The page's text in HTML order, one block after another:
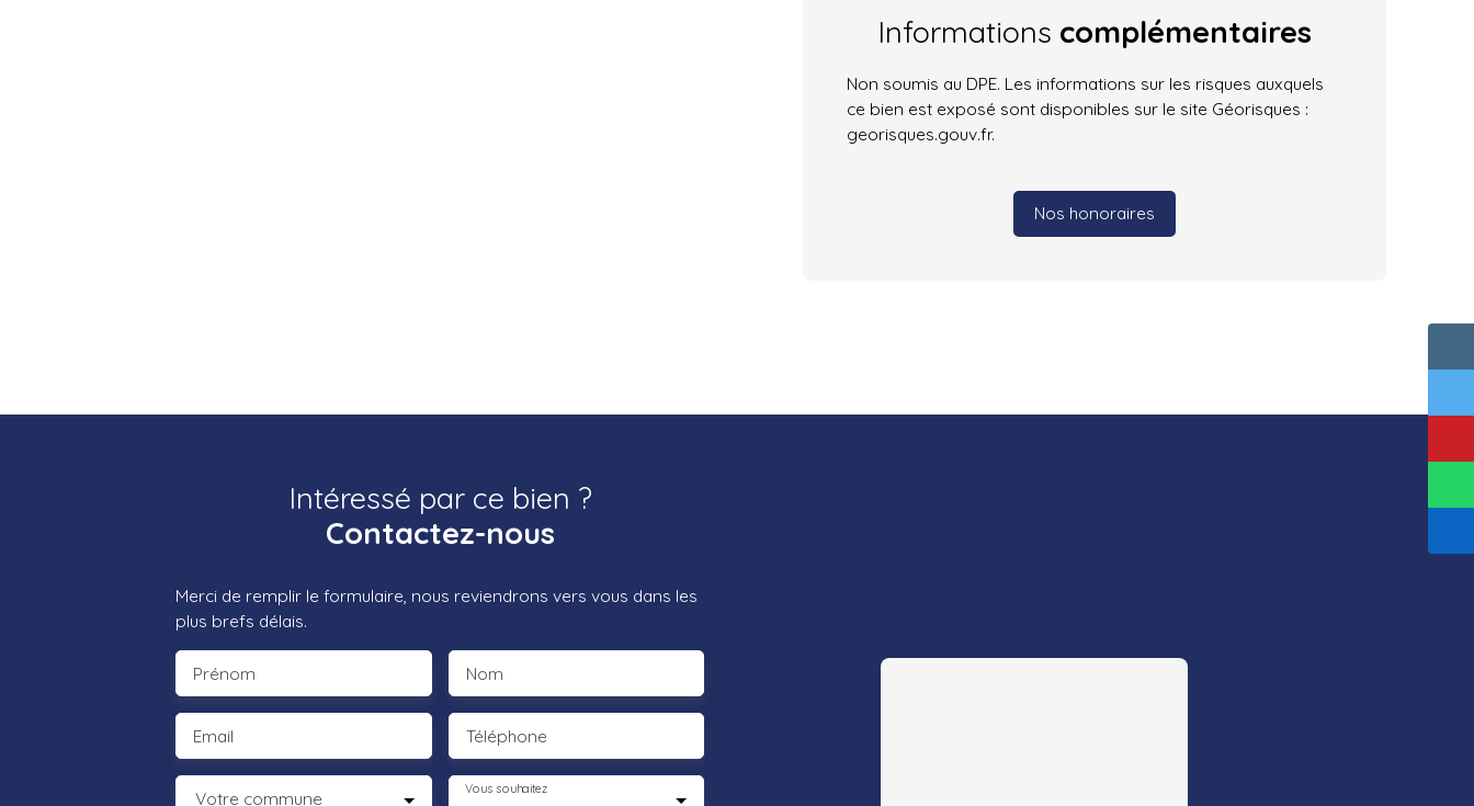
Informations complémentaires
Non soumis au DPE. Les informations sur les risques auxquels
ce bien est exposé sont disponibles sur le site Géorisques :
georisques.gouv.fr.
Nos honoraires
Intéressé par ce bien ?
Contactez-nous
Merci de remplir le formulaire, nous reviendrons vers vous dans les
plus brefs délais.
Prénom Nom
Email Téléphone
Votre commune Vous souhaitez